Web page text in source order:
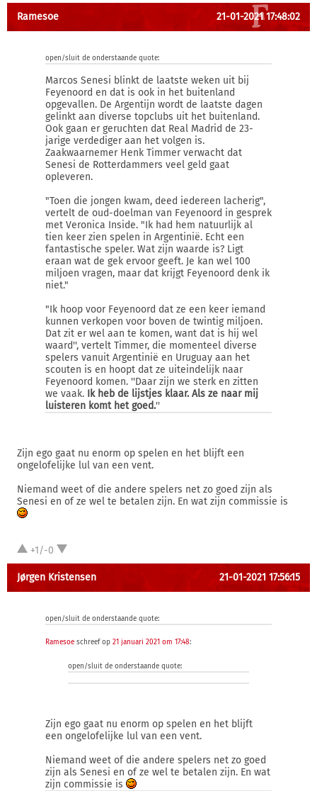
Ramesoe 21-01-2021 17:48:02
open/sluit de onderstaande quote:
Marcos Senesi blinkt de laatste weken uit bij
Feyenoord en dat is ook in het buitenland
opgevallen. De Argentijn wordt de laatste dagen
gelinkt aan diverse topclubs uit het buitenland.
Ook gaan er geruchten dat Real Madrid de 23-
jarige verdediger aan het volgen is.
Zaakwaarnemer Henk Timmer verwacht dat
Senesi de Rotterdammers veel geld gaat
opleveren.
"Toen die jongen kwam, deed iedereen lacherig",
vertelt de oud-doelman van Feyenoord in gesprek
met Veronica Inside. "Ik had hem natuurlijk al
tien keer zien spelen in Argentinië. Echt een
fantastische speler. Wat zijn waarde is? Ligt
eraan wat de gek ervoor geeft. Je kan wel 100
miljoen vragen, maar dat krijgt Feyenoord denk ik
niet."
"Ik hoop voor Feyenoord dat ze een keer iemand
kunnen verkopen voor boven de twintig miljoen.
Dat zit er wel aan te komen, want dat is hij wel
waard'', vertelt Timmer, die momenteel diverse
spelers vanuit Argentinië en Uruguay aan het
scouten is en hoopt dat ze uiteindelijk naar
Feyenoord komen. ''Daar zijn we sterk en zitten
we vaak. Ik heb de lijstjes klaar. Als ze naar mij
luisteren komt het goed.''
Zijn ego gaat nu enorm op spelen en het blijft een
ongelofelijke lul van een vent.
Niemand weet of die andere spelers net zo goed zijn als
Senesi en of ze wel te betalen zijn. En wat zijn commissie is
+1/-0
Jørgen Kristensen 21-01-2021 17:56:15
open/sluit de onderstaande quote:
Ramesoe schreef op 21 januari 2021 om 17:48:
open/sluit de onderstaande quote:
Zijn ego gaat nu enorm op spelen en het blijft
een ongelofelijke lul van een vent.
Niemand weet of die andere spelers net zo goed
zijn als Senesi en of ze wel te betalen zijn. En wat
zijn commissie is